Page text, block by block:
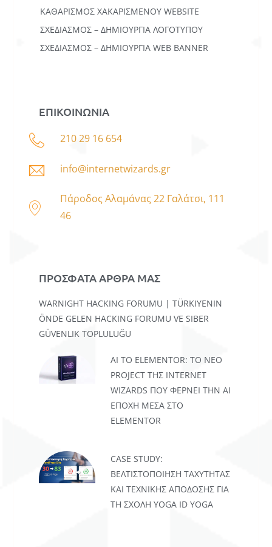
ΚΑΘΑΡΙΣΜΟΣ ΧΑΚΑΡΙΣΜΕΝΟΥ WEBSITE
ΣΧΕΔΙΑΣΜΟΣ – ΔΗΜΙΟΥΡΓΙΑ ΛΟΓΟΤΥΠΟΥ
ΣΧΕΔΙΑΣΜΟΣ – ΔΗΜΙΟΥΡΓΙΑ WEB BANNER
ΕΠΙΚΟΙΝΩΝΙΑ
210 29 16 654
info@internetwizards.gr
Πάροδος Αλαμάνας 22 Γαλάτσι, 111
46
ΠΡΟΣΦΑΤΑ ΑΡΘΡΑ ΜΑΣ
WARNIGHT HACKING FORUMU | TÜRKIYENIN
ÖNDE GELEN HACKING FORUMU VE SIBER
GÜVENLIK TOPLULUĞU
AI TO ELEMENTOR: ΤΟ ΝΈΟ
PROJECT ΤΗΣ INTERNET
WIZARDS ΠΟΥ ΦΈΡΝΕΙ ΤΗΝ AI
ΕΠΟΧΉ ΜΈΣΑ ΣΤΟ
ELEMENTOR
CASE STUDY:
ΒΕΛΤΙΣΤΟΠΟΊΗΣΗ ΤΑΧΎΤΗΤΑΣ
ΚΑΙ ΤΕΧΝΙΚΉΣ ΑΠΌΔΟΣΗΣ ΓΙΑ
ΤΗ ΣΧΟΛΉ YOGA ID YOGA